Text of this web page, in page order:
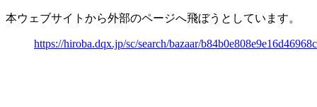
本ウェブサイトから外部のページへ飛ぼうとしています。
https://hiroba.dqx.jp/sc/search/bazaar/